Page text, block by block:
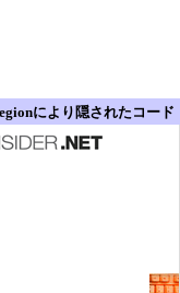
により隠されたコード